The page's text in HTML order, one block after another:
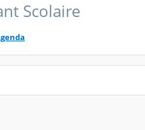
Scolaire